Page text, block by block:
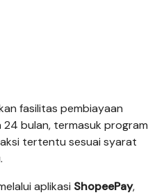
fasilitas pembiayaan
24 bulan, termasuk program
tertentu sesuai syarat
aplikasi ShopeePay,